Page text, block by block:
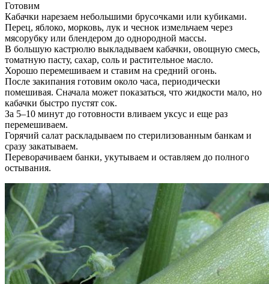
Готовим
Кабачки нарезаем небольшими брусочками или кубиками.
Перец, яблоко, морковь, лук и чеснок измельчаем через
мясорубку или блендером до однородной массы.
В большую кастрюлю выкладываем кабачки, овощную смесь,
томатную пасту, сахар, соль и растительное масло.
Хорошо перемешиваем и ставим на средний огонь.
После закипания готовим около часа, периодически
помешивая. Сначала может показаться, что жидкости мало, но
кабачки быстро пустят сок.
За 5–10 минут до готовности вливаем уксус и еще раз
перемешиваем.
Горячий салат раскладываем по стерилизованным банкам и
сразу закатываем.
Переворачиваем банки, укутываем и оставляем до полного
остывания.